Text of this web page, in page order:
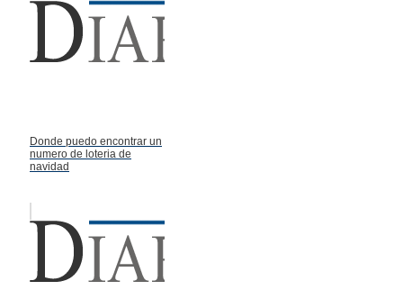
Donde puedo encontrar un
numero de loteria de
navidad